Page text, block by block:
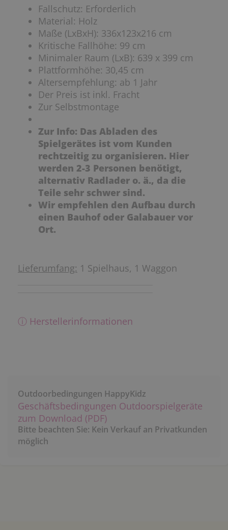
Fallschutz: Erforderlich
Material: Holz
Maße (LxBxH): 336x123x216 cm
Kritische Fallhöhe: 99 cm
Minimaler Raum (LxB): 639 x 399 cm
Plattformhöhe: 30,45 cm
Altersempfehlung: ab 1 Jahr
Der Preis ist inkl. Fracht
Zur Selbstmontage
Zur Info: Das Abladen des
Spielgerätes ist vom Kunden
rechtzeitig zu organisieren. Hier
werden 2-3 Personen benötigt,
alternativ Radlader o. ä., da die
Teile sehr schwer sind.
Wir empfehlen den Aufbau durch
einen Bauhof oder Galabauer vor
Ort.
Lieferumfang: 1 Spielhaus, 1 Waggon
ⓘ Herstellerinformationen
Outdoorbedingungen HappyKidz
Geschäftsbedingungen Outdoorspielgeräte
zum Download (PDF)
Bitte beachten Sie: Kein Verkauf an Privatkunden
möglich